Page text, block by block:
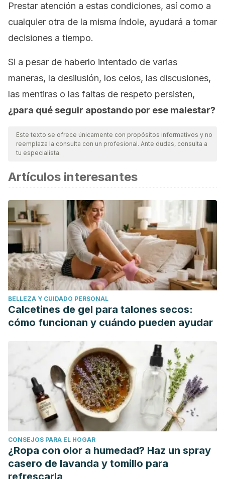
Prestar atención a estas condiciones, así como a
cualquier otra de la misma índole, ayudará a tomar
decisiones a tiempo.
Si a pesar de haberlo intentado de varias
maneras, la desilusión, los celos, las discusiones,
las mentiras o las faltas de respeto persisten,
¿para qué seguir apostando por ese malestar?
Este texto se ofrece únicamente con propósitos informativos y no
reemplaza la consulta con un profesional. Ante dudas, consulta a
tu especialista.
Artículos interesantes
BELLEZA Y CUIDADO PERSONAL
Calcetines de gel para talones secos:
cómo funcionan y cuándo pueden ayudar
CONSEJOS PARA EL HOGAR
¿Ropa con olor a humedad? Haz un spray
casero de lavanda y tomillo para
refrescarla